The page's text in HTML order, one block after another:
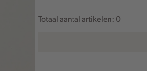
Totaal aantal artikelen: 0